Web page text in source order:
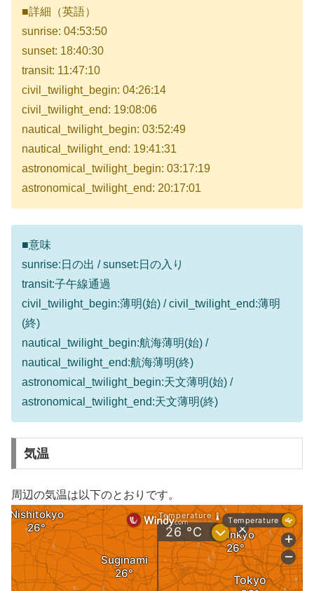
■詳細（英語）
sunrise: 04:53:50
sunset: 18:40:30
transit: 11:47:10
civil_twilight_begin: 04:26:14
civil_twilight_end: 19:08:06
nautical_twilight_begin: 03:52:49
nautical_twilight_end: 19:41:31
astronomical_twilight_begin: 03:17:19
astronomical_twilight_end: 20:17:01
■意味
sunrise:日の出 / sunset:日の入り
transit:子午線通過
civil_twilight_begin:薄明(始) / civil_twilight_end:薄明
(終)
nautical_twilight_begin:航海薄明(始) /
nautical_twilight_end:航海薄明(終)
astronomical_twilight_begin:天文薄明(始) /
astronomical_twilight_end:天文薄明(終)
気温
周辺の気温は以下のとおりです。